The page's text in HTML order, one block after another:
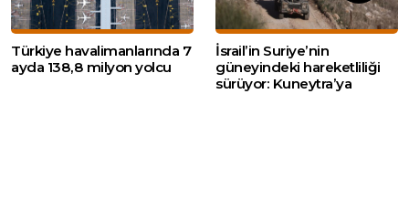
Türkiye havalimanlarında 7
ayda 138,8 milyon yolcu
İsrail’in Suriye’nin
güneyindeki hareketliliği
sürüyor: Kuneytra’ya